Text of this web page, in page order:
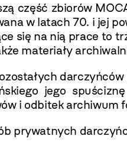
część zbiorów
w latach 70. i jej
się na nią prace to
materiały
jego
i odbitek archiwum
prywatnych